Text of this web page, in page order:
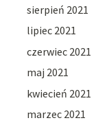
sierpień 2021
lipiec 2021
czerwiec 2021
maj 2021
kwiecień 2021
marzec 2021